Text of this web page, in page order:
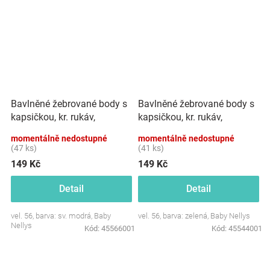
Bavlněné žebrované body s
kapsičkou, kr. rukáv,
momentálně nedostupné
(47 ks)
149 Kč
Detail
vel. 56, barva: sv. modrá, Baby
Nellys
Kód: 45566001
Bavlněné žebrované body s
kapsičkou, kr. rukáv,
momentálně nedostupné
(41 ks)
149 Kč
Detail
vel. 56, barva: zelená, Baby Nellys
Kód: 45544001